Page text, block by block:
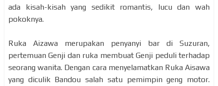
ada kisah-kisah yang sedikit romantis, lucu dan wah
pokoknya.
Ruka Aizawa merupakan penyanyi bar di Suzuran,
pertemuan Genji dan ruka membuat Genji peduli terhadap
seorang wanita. Dengan cara menyelamatkan Ruka Aisawa
yang diculik Bandou salah satu pemimpin geng motor.